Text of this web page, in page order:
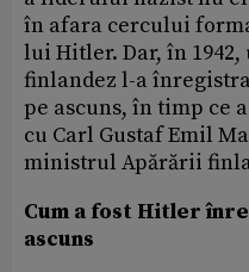
în afara cercului
lui Hitler. Dar, în
finlandez l-a
pe ascuns, în timp ce
cu Carl Gustaf Emil
ministrul Apărării
Cum a fost Hitler
ascuns